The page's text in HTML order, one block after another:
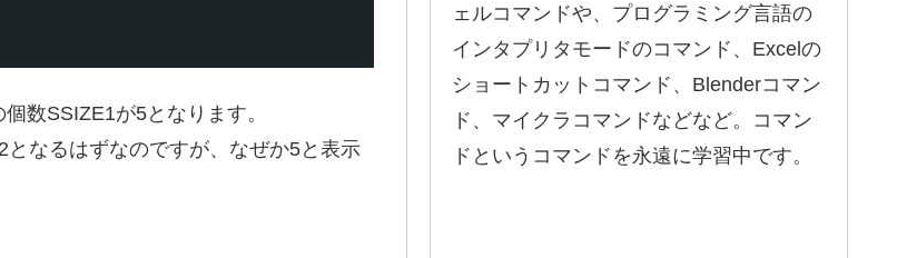
数SSIZE1が5となります。
なるはずなのですが、なぜか5と表示
ェルコマンドや、プログラミング言語の
インタプリタモードのコマンド、Excelの
ショートカットコマンド、Blenderコマン
ド、マイクラコマンドなどなど。コマン
ドというコマンドを永遠に学習中です。